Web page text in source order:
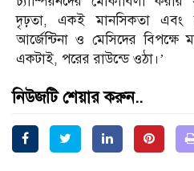
দৃঢ়তা, একই মানসিকতা এবং
আর্জেন্টিনা ও মেসিদের
একটাই, পরের রাউন্ডে ওঠা।’
নিউজটি শেয়ার করুন..